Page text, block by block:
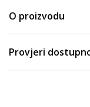
O proizvodu
Provjeri